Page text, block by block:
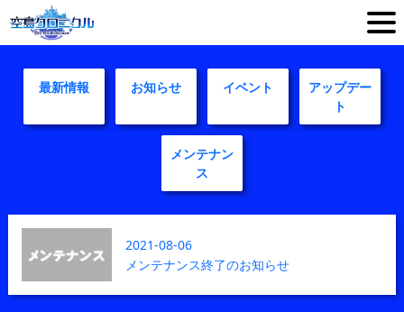
最新情報 お知らせ イベント
アップデー
ト
メンテナン
ス
2021-08-06
メンテナンス終了のお知らせ